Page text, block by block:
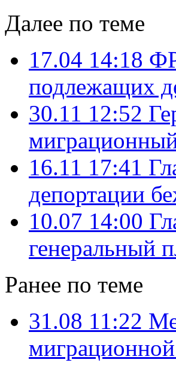
Далее по теме
17.04 14:18
подлежащих
30.11 12:52
16.11 17:41
депортации
10.07 14:00
генеральный
Ранее по теме
31.08 11:22